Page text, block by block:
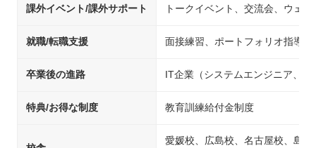
課外イベント/課外サポート トークイベント、交流会、ウェ
就職/転職支援 面接練習、ポートフォリオ指導
卒業後の進路 IT企業（システムエンジニア、
特典/お得な制度 教育訓練給付金制度
愛媛校、広島校、名古屋校、島根